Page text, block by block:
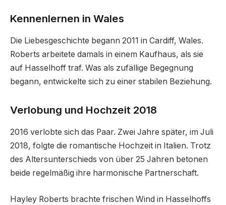
Kennenlernen in Wales
Die Liebesgeschichte begann 2011 in Cardiff, Wales.
Roberts arbeitete damals in einem Kaufhaus, als sie
auf Hasselhoff traf. Was als zufällige Begegnung
begann, entwickelte sich zu einer stabilen Beziehung.
Verlobung und Hochzeit 2018
2016 verlobte sich das Paar. Zwei Jahre später, im Juli
2018, folgte die romantische Hochzeit in Italien. Trotz
des Altersunterschieds von über 25 Jahren betonen
beide regelmäßig ihre harmonische Partnerschaft.
Hayley Roberts brachte frischen Wind in Hasselhoffs